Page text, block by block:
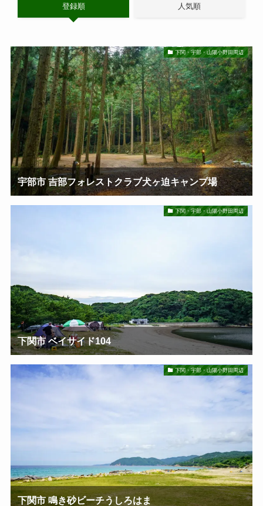
登録順 人気順
下関・宇部・山陽小野田周辺
宇部市 吉部フォレストクラブ犬ヶ迫キャンプ場
下関・宇部・山陽小野田周辺
下関市 ベイサイド104
下関・宇部・山陽小野田周辺
下関市 鳴き砂ビーチうしろはま